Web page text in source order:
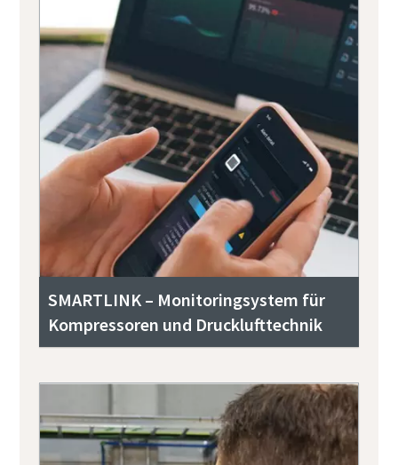
SMARTLINK – Monitoringsystem für
Kompressoren und Drucklufttechnik